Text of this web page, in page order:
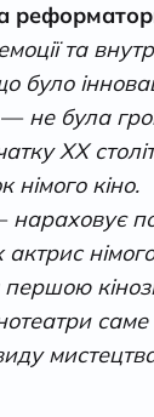
та
було
— не була
XX
німого кіно.
нараховує
першою